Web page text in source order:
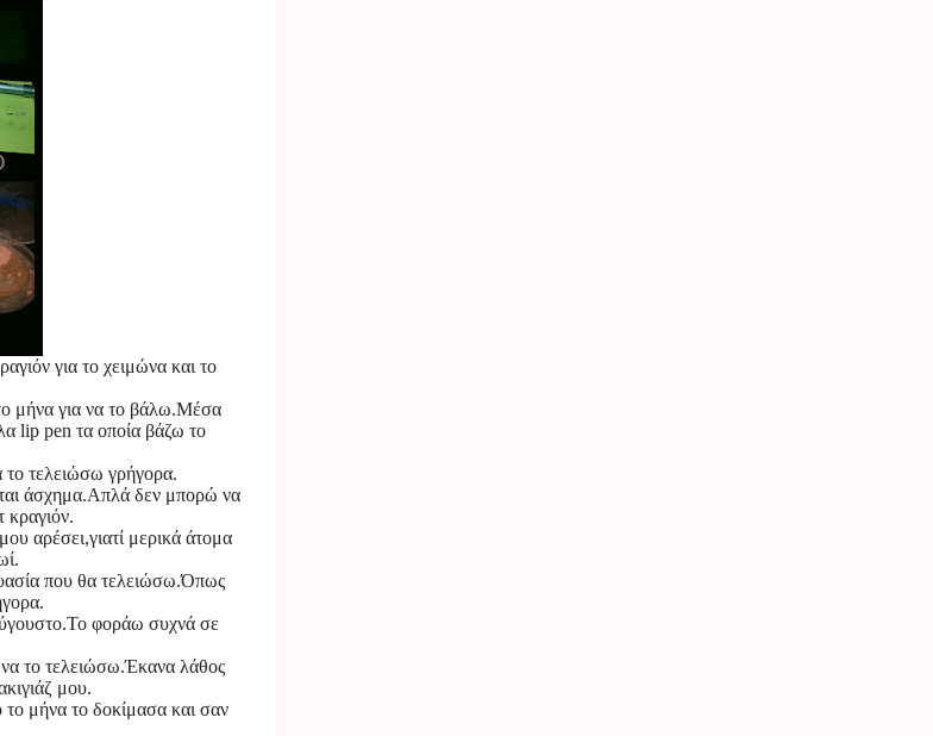
για το χειμώνα και το
μήνα για να το βάλω.Μέσα
lip pen τα οποία βάζω το
τελειώσω γρήγορα.
άσχημα.Απλά δεν μπορώ να
αρέσει,γιατί μερικά άτομα
που θα τελειώσω.Όπως
φοράω συχνά σε
το τελειώσω.Έκανα λάθος
μου.
μήνα το δοκίμασα και σαν